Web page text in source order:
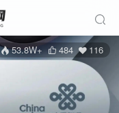
53.8W+ 484 116